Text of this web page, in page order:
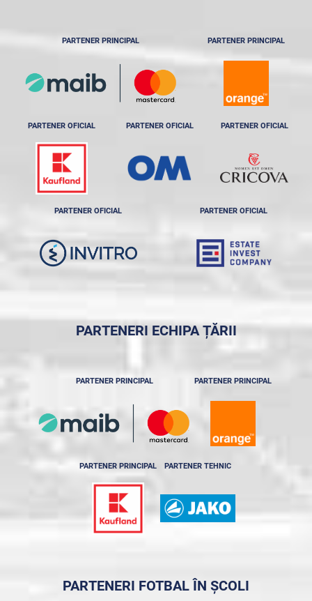
PARTENER PRINCIPAL PARTENER PRINCIPAL
PARTENER OFICIAL PARTENER OFICIAL PARTENER OFICIAL
PARTENER OFICIAL PARTENER OFICIAL
PARTENERI ECHIPA ȚĂRII
PARTENER PRINCIPAL PARTENER PRINCIPAL
PARTENER PRINCIPAL PARTENER TEHNIC
PARTENERI FOTBAL ÎN ȘCOLI